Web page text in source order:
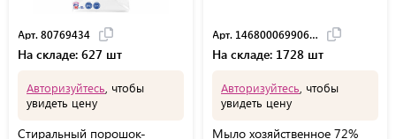
Арт. 80769434
На складе: 627 шт
Авторизуйтесь , чтобы
увидеть цену
Стиральный порошок-
Арт. 14680006990609
На складе: 1728 шт
Авторизуйтесь , чтобы
увидеть цену
Мыло хозяйственное 72%